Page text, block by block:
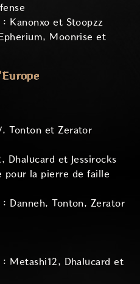
: Kanonxo et Stoopzz
Moonrise et
Tonton et Zerator
Dhalucard et Jessirocks
pour la pierre de faille
: Danneh, Tonton, Zerator
: Metashi12, Dhalucard et